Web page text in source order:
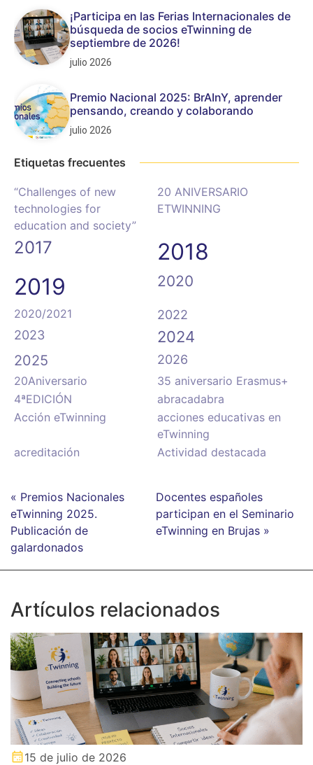
¡Participa en las Ferias Internacionales de
búsqueda de socios eTwinning de
septiembre de 2026!
julio 2026
Premio Nacional 2025: BrAInY, aprender
pensando, creando y colaborando
julio 2026
Etiquetas frecuentes
“Challenges of new
technologies for
education and society”
20 ANIVERSARIO
ETWINNING
2017
2018
2019
2020
2020/2021
2022
2023
2024
2025 2026
20Aniversario
35 aniversario Erasmus+
4ªEDICIÓN
abracadabra
Acción eTwinning
acciones educativas en
eTwinning
acreditación
Actividad destacada
« Premios Nacionales
eTwinning 2025.
Publicación de
galardonados
Docentes españoles
participan en el Seminario
eTwinning en Brujas »
Artículos relacionados
15 de julio de 2026